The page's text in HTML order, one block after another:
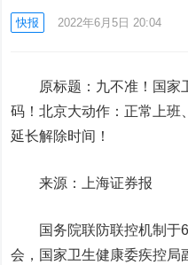
快报 2022年6月5日 20:04
原标题：九不准！国家
码！北京大动作：正常上班
延长解除时间！
来源：上海证券报
国务院联防联控机制于
会，国家卫生健康委疾控局